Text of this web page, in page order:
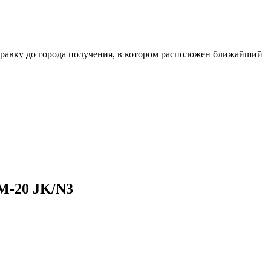
до города получения, в котором расположен ближайший
20 JK/N3